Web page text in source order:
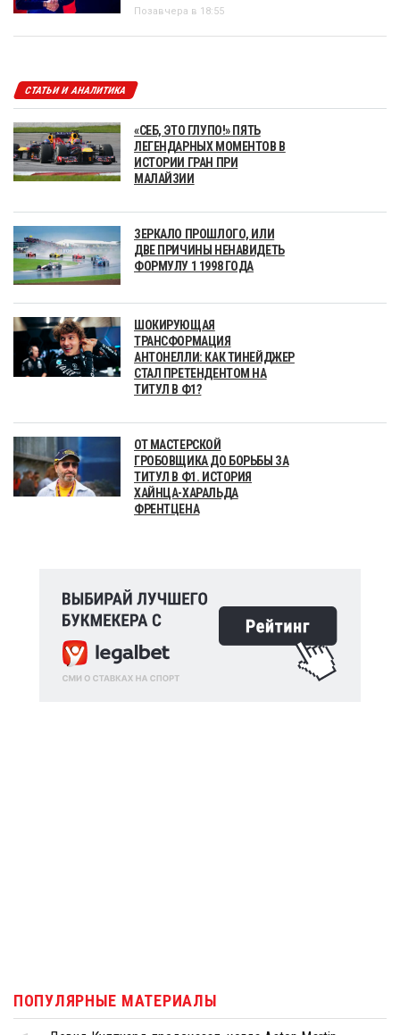
Позавчера в 18:55
СТАТЬИ И АНАЛИТИКА
«СЕБ, ЭТО ГЛУПО!» ПЯТЬ
ЛЕГЕНДАРНЫХ МОМЕНТОВ В
ИСТОРИИ ГРАН ПРИ
МАЛАЙЗИИ
ЗЕРКАЛО ПРОШЛОГО, ИЛИ
ДВЕ ПРИЧИНЫ НЕНАВИДЕТЬ
ФОРМУЛУ 1 1998 ГОДА
ШОКИРУЮЩАЯ
ТРАНСФОРМАЦИЯ
АНТОНЕЛЛИ: КАК ТИНЕЙДЖЕР
СТАЛ ПРЕТЕНДЕНТОМ НА
ТИТУЛ В Ф1?
ОТ МАСТЕРСКОЙ
ГРОБОВЩИКА ДО БОРЬБЫ ЗА
ТИТУЛ В Ф1. ИСТОРИЯ
ХАЙНЦА-ХАРАЛЬДА
ФРЕНТЦЕНА
ПОПУЛЯРНЫЕ МАТЕРИАЛЫ